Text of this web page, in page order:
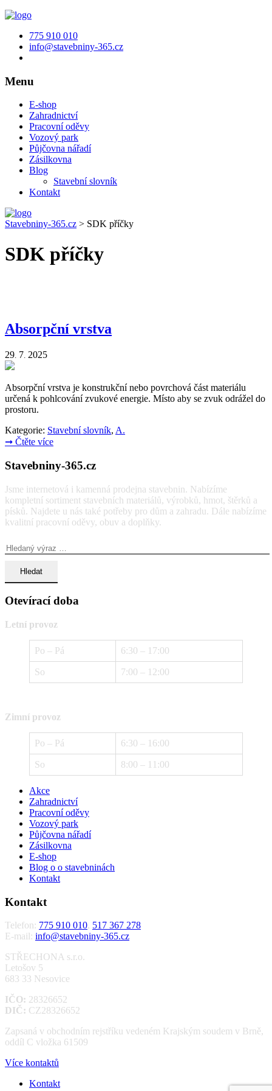
775 910 010
info@stavebniny-365.cz
Menu
E-shop
Zahradnictví
Pracovní oděvy
Vozový park
Půjčovna nářadí
Zásilkovna
Blog
Stavební slovník
Kontakt
Stavebniny-365.cz > SDK příčky
SDK příčky
Absorpční vrstva
29. 7. 2025
Absorpční vrstva je konstrukční nebo povrchová část materiálu
určená k pohlcování zvukové energie. Místo aby se zvuk odrážel do
prostoru.
Kategorie: Stavební slovník, A.
➞ Čtěte více
Stavebniny-365.cz
Jsme internetová i kamenná prodejna stavebnin. Nabízíme
kompletní sortiment stavebních materiálů, výrobků, hmot, štěrků a
písků. Najdete u nás také potřeby pro dům a zahradu. Dále nabízíme
kvalitní pracovní oděvy, obuv a doplňky.
Otevírací doba
Letní provoz
Po – Pá 6:30 – 17:00
So 7:00 – 12:00
Zimní provoz
Po – Pá 6:30 – 16:00
So 8:00 – 11:00
Akce
Zahradnictví
Pracovní oděvy
Vozový park
Půjčovna nářadí
Zásilkovna
E-shop
Blog o o stavebninách
Kontakt
Kontakt
Telefon: 775 910 010, 517 367 278
E-mail: info@stavebniny-365.cz
STŘECHONA s.r.o.
Letošov 5
683 33 Nesovice
IČO: 28326652
DIČ: CZ28326652
Zapsaná v obchodním rejstříku vedeném Krajským soudem v Brně,
oddíl C vložka 61509
Více kontaktů
Kontakt